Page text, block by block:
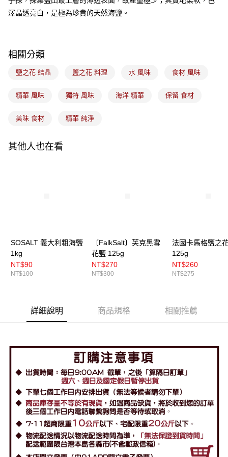
7-11取貨(5kg以內，尺寸不超過90cm)
每筆NT$100，滿NT$1,500(含以上)免運費
付款後門市自取
免運費
澤晶透亮白，是極為珍貴的天然海鹽。
相關分類
鹽之花 結晶 鹽之花 料理 水 風味 食材 風味
精華 風味 獨特 風味 海洋 精華 保留 食材
美味 食材 精華 純淨
其他人也在看
SOSALT 義大利粗海鹽
1kg
NT$90
NT$100
〔FalkSalt〕芙克黑雪
花鹽 125g
NT$270
NT$300
法國卡馬格鹽之
125g
NT$260
NT$275
詳細說明 商品規格 相關推薦